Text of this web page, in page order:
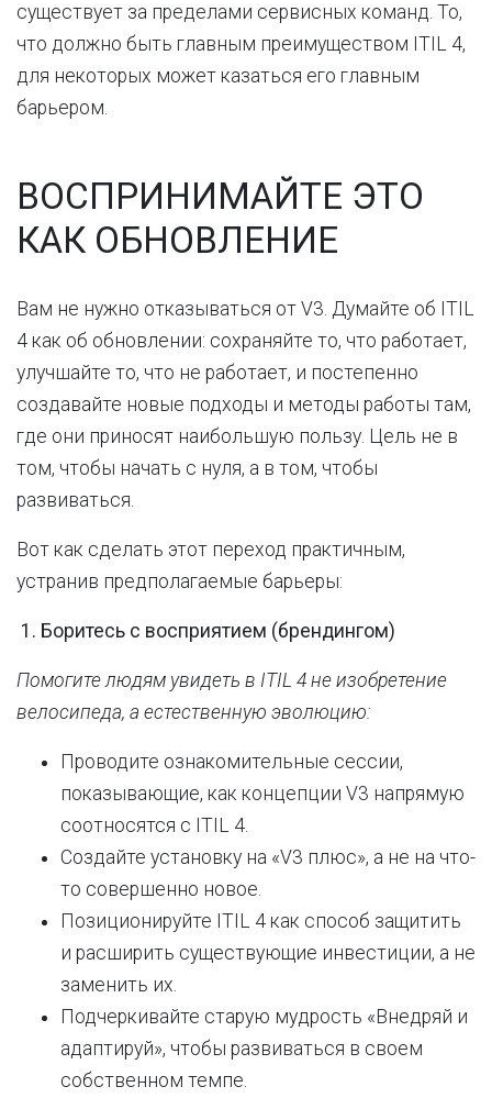
существует за пределами сервисных команд. То,
что должно быть главным преимуществом ITIL 4,
для некоторых может казаться его главным
барьером.
ВОСПРИНИМАЙТЕ ЭТО
КАК ОБНОВЛЕНИЕ
Вам не нужно отказываться от V3. Думайте об ITIL
4 как об обновлении: сохраняйте то, что работает,
улучшайте то, что не работает, и постепенно
создавайте новые подходы и методы работы там,
где они приносят наибольшую пользу. Цель не в
том, чтобы начать с нуля, а в том, чтобы
развиваться.
Вот как сделать этот переход практичным,
устранив предполагаемые барьеры:
1. Боритесь с восприятием (брендингом)
Помогите людям увидеть в ITIL 4 не изобретение
велосипеда, а естественную эволюцию:
Проводите ознакомительные сессии,
показывающие, как концепции V3 напрямую
соотносятся с ITIL 4.
Создайте установку на «V3 плюс», а не на что-
то совершенно новое.
Позиционируйте ITIL 4 как способ защитить
и расширить существующие инвестиции, а не
заменить их.
Подчеркивайте старую мудрость «Внедряй и
адаптируй», чтобы развиваться в своем
собственном темпе.